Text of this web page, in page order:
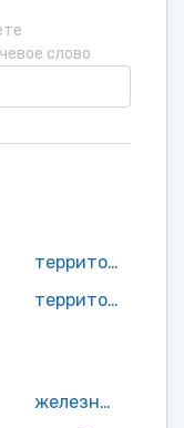
слово
территория Октябрьское МО
территория Шило-Голицынское МО
железнодорожная станция Байка